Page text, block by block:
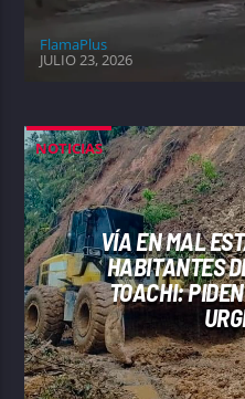
FlamaPlus
JULIO 23, 2026
NOTICIAS
VÍA EN MAL
HABITANTES
TOACHI: